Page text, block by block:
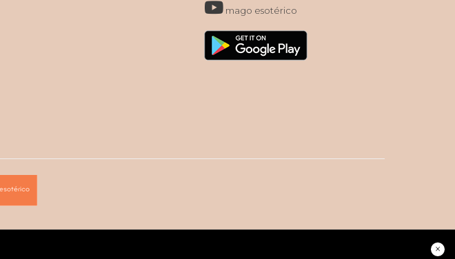
×
mago esotérico